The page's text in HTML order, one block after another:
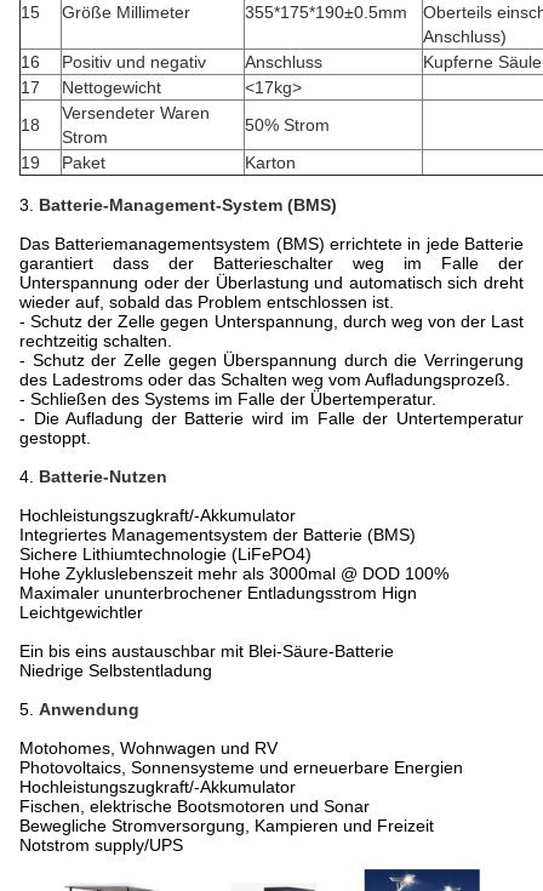
15 Größe Millimeter 355*175*190±0.5mm
Oberteils
Anschluss)
16
Positiv und negativ Anschluss
Kupferne Säule
17
Nettogewicht
<17kg>
18
Versendeter Waren
Strom
50% Strom
19
Paket Karton
3. Batterie-Management-System (BMS)
Das Batteriemanagementsystem (BMS) errichtete in jede Batterie
garantiert dass der Batterieschalter weg im Falle der
Unterspannung oder der Überlastung und automatisch sich dreht
wieder auf, sobald das Problem entschlossen ist.
- Schutz der Zelle gegen Unterspannung, durch weg von der Last
rechtzeitig schalten.
- Schutz der Zelle gegen Überspannung durch die Verringerung
des Ladestroms oder das Schalten weg vom Aufladungsprozeß.
- Schließen des Systems im Falle der Übertemperatur.
- Die Aufladung der Batterie wird im Falle der Untertemperatur
gestoppt.
4. Batterie-Nutzen
Hochleistungszugkraft/-Akkumulator
Integriertes Managementsystem der Batterie (BMS)
Sichere Lithiumtechnologie (LiFePO4)
Hohe Zykluslebenszeit mehr als 3000mal @ DOD 100%
Maximaler ununterbrochener Entladungsstrom Hign
Leichtgewichtler
Ein bis eins austauschbar mit Blei-Säure-Batterie
Niedrige Selbstentladung
5. Anwendung
Motohomes, Wohnwagen und RV
Photovoltaics, Sonnensysteme und erneuerbare Energien
Hochleistungszugkraft/-Akkumulator
Fischen, elektrische Bootsmotoren und Sonar
Bewegliche Stromversorgung, Kampieren und Freizeit
Notstrom supply/UPS